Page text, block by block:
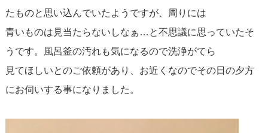
たものと思い込んでいたようですが、周りには
青いものは見当たらないしなぁ…と不思議に思っていたそ
うです。風呂釜の汚れも気になるので洗浄がてら
見てほしいとのご依頼があり、お近くなのでその日の夕方
にお伺いする事になりました。